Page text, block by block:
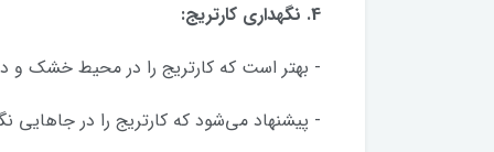
4. نگهداری کارتریج:
- بهتر است که کارتریج را در محیط خشک و
- پیشنهاد می‌شود که کارتریج را در جاهایی